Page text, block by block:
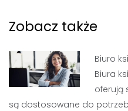
Zobacz także
Biuro
Biura
oferują
są dostosowane do